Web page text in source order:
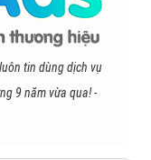
tin dùng dịch vụ
9 năm vừa qua! -